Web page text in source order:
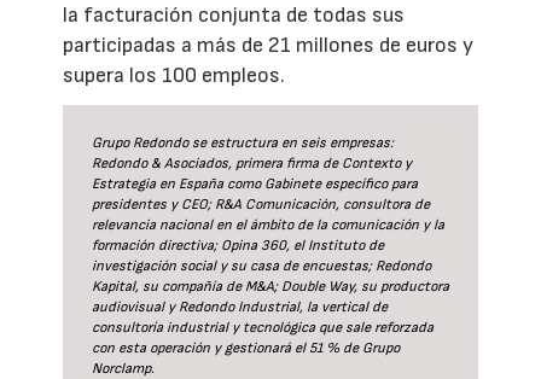
la facturación conjunta de todas sus
participadas a más de 21 millones de euros y
supera los 100 empleos.
Grupo Redondo se estructura en seis empresas:
Redondo & Asociados, primera firma de Contexto y
Estrategia en España como Gabinete específico para
presidentes y CEO; R&A Comunicación, consultora de
relevancia nacional en el ámbito de la comunicación y la
formación directiva; Opina 360, el Instituto de
investigación social y su casa de encuestas; Redondo
Kapital, su compañía de M&A; Double Way, su productora
audiovisual y Redondo Industrial, la vertical de
consultoría industrial y tecnológica que sale reforzada
con esta operación y gestionará el 51 % de Grupo
Norclamp.